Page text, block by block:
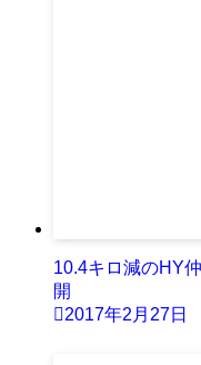
10.4キロ減のHY
開
2017年2月27日